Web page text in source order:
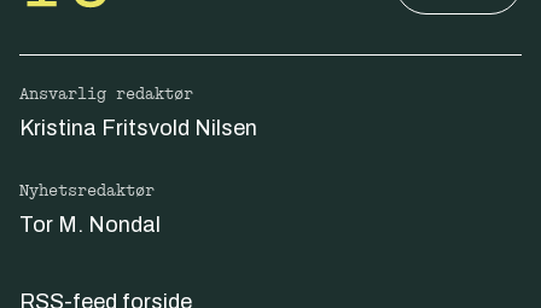
Ansvarlig redaktør
Kristina Fritsvold Nilsen
Nyhetsredaktør
Tor M. Nondal
RSS-feed forside